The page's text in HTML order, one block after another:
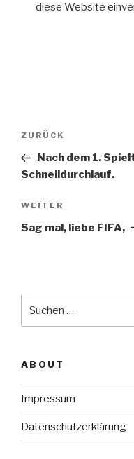
diese Website
Vorheriger
Beitrag
ZURÜCK
Nach dem 1.
Schnelldurchlauf.
Nächster
Beitrag
WEITER
Sag mal, liebe FIFA,
ABOUT
Impressum
Datenschutzerklärung